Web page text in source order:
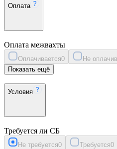
Оплата
Оплата межвахты
Оплачивается0 Не
Показать ещё
Условия
Требуется ли СБ
Не требуется0 Требуется0